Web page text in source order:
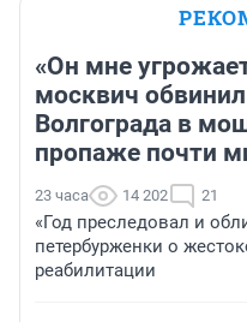
«Он мне
москвич обвинил
Волгограда в
пропаже почти
23 часа 14 202 21
«Год преследовал и
петербурженки о
реабилитации